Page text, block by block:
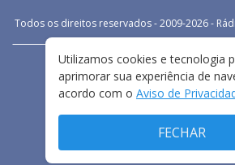
Todos os direitos reservados - 2009-2026-
FALE CONOSCO
TERMOS E CONDIÇÕES DE
Utilizamos cookies e tecnologia
aprimorar sua experiência de
acordo com o Aviso de
FECHAR